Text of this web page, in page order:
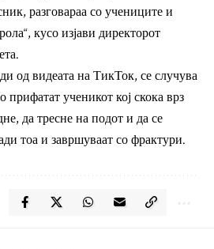
разговараа со учениците и
кусо изјави директорот
од видеата на ТикТок, се случува
прифатат ученикот кој скока врз
да тресне на подот и да се
тоа и завршуваат со фрактури.